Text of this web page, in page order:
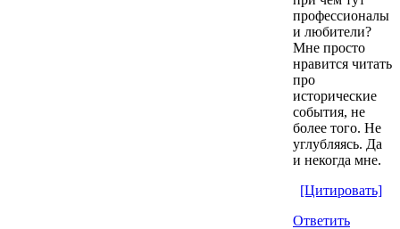
профессионалы
и любители?
Мне просто
нравится читать
про
исторические
события, не
более того. Не
углубляясь. Да
и некогда мне.
[Цитировать]
Ответить